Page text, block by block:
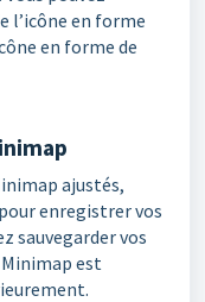
l’icône en forme
en forme de
ajustés,
enregistrer vos
sauvegarder vos
est